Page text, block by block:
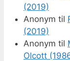
(2019)
Anonym til
(2019)
Anonym til
Olcott